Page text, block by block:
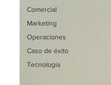
Comercial
Marketing
Operaciones
Caso de éxito
Tecnología